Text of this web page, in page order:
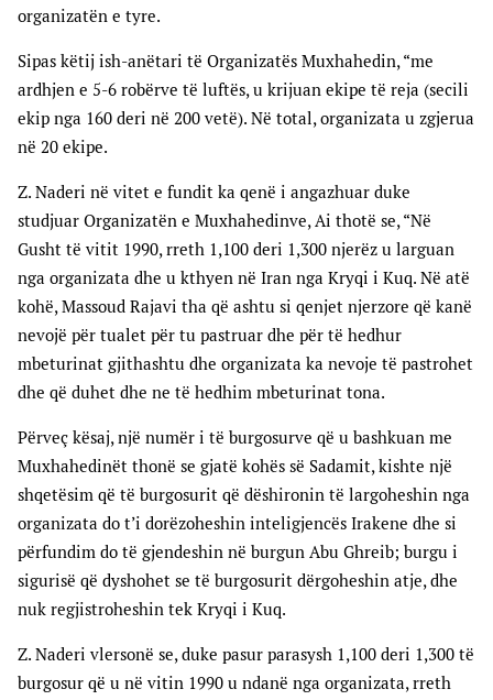
organizatën e tyre.
Sipas këtij ish-anëtari të Organizatës Muxhahedin, “me
ardhjen e 5-6 robërve të luftës, u krijuan ekipe të reja (secili
ekip nga 160 deri në 200 vetë). Në total, organizata u zgjerua
në 20 ekipe.
Z. Naderi në vitet e fundit ka qenë i angazhuar duke
studjuar Organizatën e Muxhahedinve, Ai thotë se, “Në
Gusht të vitit 1990, rreth 1,100 deri 1,300 njerëz u larguan
nga organizata dhe u kthyen në Iran nga Kryqi i Kuq. Në atë
kohë, Massoud Rajavi tha që ashtu si qenjet njerzore që kanë
nevojë për tualet për tu pastruar dhe për të hedhur
mbeturinat gjithashtu dhe organizata ka nevoje të pastrohet
dhe që duhet dhe ne të hedhim mbeturinat tona.
Përveç kësaj, një numër i të burgosurve që u bashkuan me
Muxhahedinët thonë se gjatë kohës së Sadamit, kishte një
shqetësim që të burgosurit që dëshironin të largoheshin nga
organizata do t’i dorëzoheshin inteligjencës Irakene dhe si
përfundim do të gjendeshin në burgun Abu Ghreib; burgu i
sigurisë që dyshohet se të burgosurit dërgoheshin atje, dhe
nuk regjistroheshin tek Kryqi i Kuq.
Z. Naderi vlersonë se, duke pasur parasysh 1,100 deri 1,300 të
burgosur që u në vitin 1990 u ndanë nga organizata, rreth